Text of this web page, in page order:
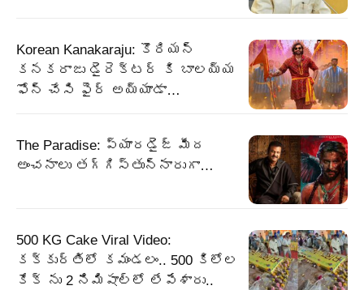
Korean Kanakaraju: కొరియన్
కనకరాజు డైరెక్టర్ కి బాలయ్య
ఫోన్ చేసి ఫైర్ అయ్యాడా…
The Paradise: ప్యారడైజ్ మీద
అంచనాలు తగ్గిస్తున్నారుగా…
500 KG Cake Viral Video:
కక్కుర్తిలో కమండలం.. 500 కిలోల
కేక్ ను 2 నిమిషాల్లో లేపేశారు..